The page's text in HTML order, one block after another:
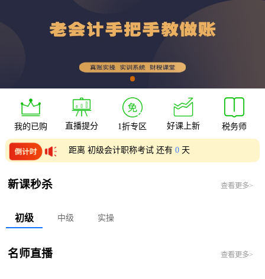
我的已购 直播提分 1折专区 好课上新 税务师
距离 初级会计职称考试 还有0 天
新课秒杀 查看更多>
初级 中级 实操
名师直播 查看更多>